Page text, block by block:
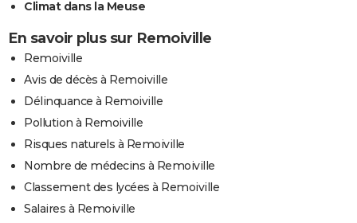
Climat dans la Meuse
En savoir plus sur Remoiville
Remoiville
Avis de décès à Remoiville
Délinquance à Remoiville
Pollution à Remoiville
Risques naturels à Remoiville
Nombre de médecins à Remoiville
Classement des lycées à Remoiville
Salaires à Remoiville